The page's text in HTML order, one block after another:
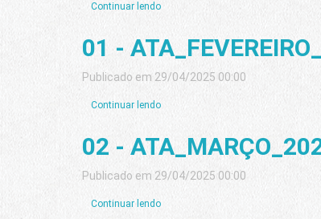
Continuar lendo
01 -
Publicado em 29/04/2025 00:00
Continuar lendo
02 -
Publicado em 29/04/2025 00:00
Continuar lendo